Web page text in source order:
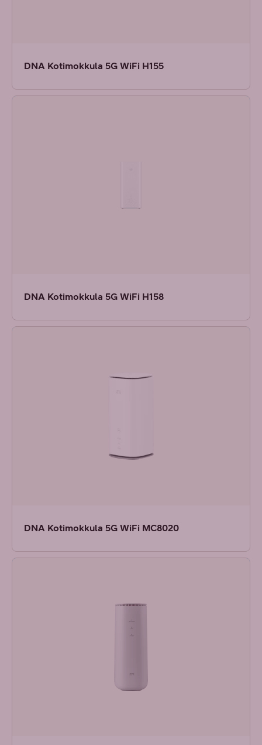
DNA Kotimokkula 5G WiFi H155
DNA Kotimokkula 5G WiFi H158
DNA Kotimokkula 5G WiFi MC8020